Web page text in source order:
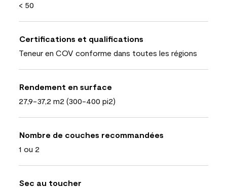
< 50
Certifications et qualifications
Teneur en COV conforme dans toutes les régions
Rendement en surface
27,9-37,2 m2 (300-400 pi2)
Nombre de couches recommandées
1 ou 2
Sec au toucher